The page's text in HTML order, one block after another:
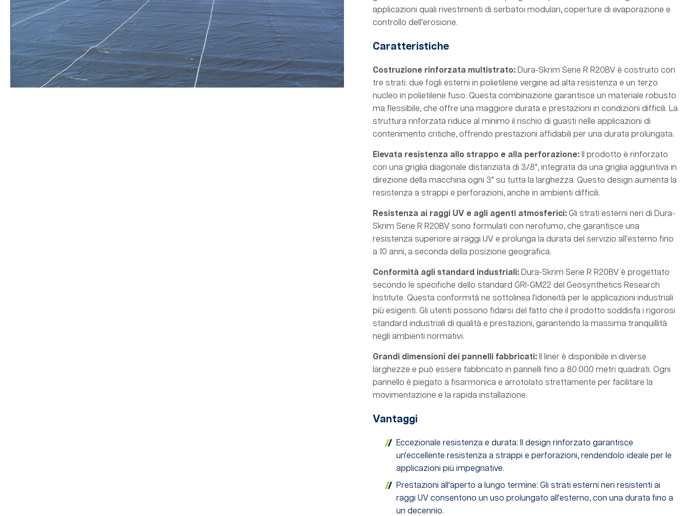
applicazioni quali rivestimenti di serbatoi modulari, coperture di evaporazione e
controllo dell'erosione.
Caratteristiche
Costruzione rinforzata multistrato: Dura-Skrim Serie R R20BV è costruito con
tre strati: due fogli esterni in polietilene vergine ad alta resistenza e un terzo
nucleo in polietilene fuso. Questa combinazione garantisce un materiale robusto
ma flessibile, che offre una maggiore durata e prestazioni in condizioni difficili. La
struttura rinforzata riduce al minimo il rischio di guasti nelle applicazioni di
contenimento critiche, offrendo prestazioni affidabili per una durata prolungata.
Elevata resistenza allo strappo e alla perforazione:
Il prodotto è rinforzato
con una griglia diagonale distanziata di 3/8", integrata da una griglia aggiuntiva in
direzione della macchina ogni 3" su tutta la larghezza. Questo design aumenta la
resistenza a strappi e perforazioni, anche in ambienti difficili.
Resistenza ai raggi UV e agli agenti atmosferici: Gli strati esterni neri di Dura-
Skrim Serie R R20BV sono formulati con nerofumo, che garantisce una
resistenza superiore ai raggi UV e prolunga la durata del servizio all'esterno fino
a 10 anni, a seconda della posizione geografica.
Conformità agli standard industriali: Dura-Skrim Serie R R20BV è progettato
secondo le specifiche dello standard GRI-GM22 del Geosynthetics Research
Institute. Questa conformità ne sottolinea l'idoneità per le applicazioni industriali
più esigenti. Gli utenti possono fidarsi del fatto che il prodotto soddisfa i rigorosi
standard industriali di qualità e prestazioni, garantendo la massima tranquillità
negli ambienti normativi.
Grandi dimensioni dei pannelli fabbricati:
Il liner è disponibile in diverse
larghezze e può essere fabbricato in pannelli fino a 80.000 metri quadrati. Ogni
pannello è piegato a fisarmonica e arrotolato strettamente per facilitare la
movimentazione e la rapida installazione.
Vantaggi
Eccezionale resistenza e durata: Il design rinforzato garantisce
un'eccellente resistenza a strappi e perforazioni, rendendolo ideale per le
applicazioni più impegnative.
Prestazioni all'aperto a lungo termine: Gli strati esterni neri resistenti ai
raggi UV consentono un uso prolungato all'esterno, con una durata fino a
un decennio.